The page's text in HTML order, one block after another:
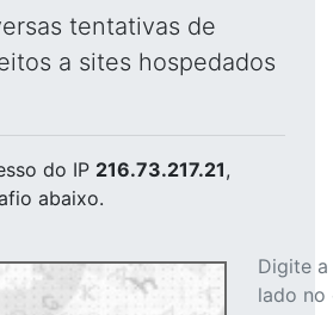
tentativas de
a sites hospedados
do IP 216.73.217.21,
abaixo.
Digite
lado no